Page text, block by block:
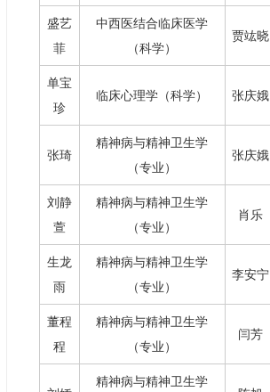
盛艺
菲
中西医结合临床医学
（科学）
贾竑晓
单宝
珍
临床心理学（科学） 张庆娥
张琦
精神病与精神卫生学
（专业）
张庆娥
刘静
萱
精神病与精神卫生学
（专业）
肖乐
生龙
雨
精神病与精神卫生学
（专业）
李安宁
董程
程
精神病与精神卫生学
（专业）
闫芳
精神病与精神卫生学